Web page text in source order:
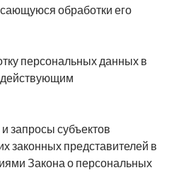
обработки его
персональных данных в
действующим
запросы субъектов
законных представителей в
Закона о персональных